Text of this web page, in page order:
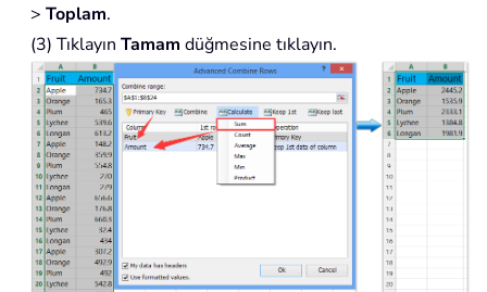
> Toplam.
(3) Tıklayın Tamam düğmesine tıklayın.